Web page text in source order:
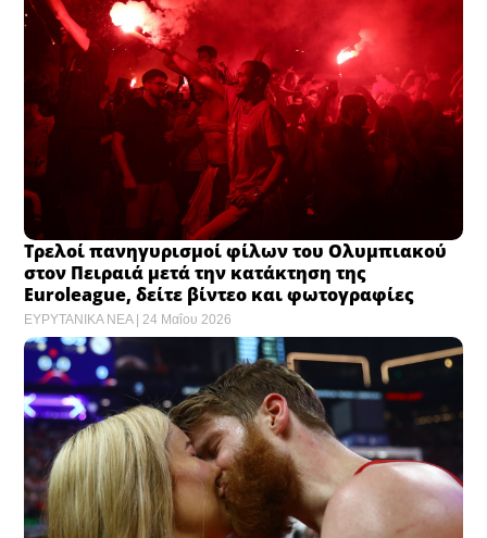
Τρελοί πανηγυρισμοί φίλων του Ολυμπιακού
στον Πειραιά μετά την κατάκτηση της
Euroleague, δείτε βίντεο και φωτογραφίες
ΕΥΡΥΤΑΝΙΚΑ ΝΕΑ 24 Μαΐου 2026